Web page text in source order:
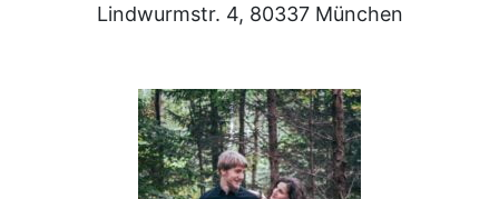
Lindwurmstr. 4, 80337 München